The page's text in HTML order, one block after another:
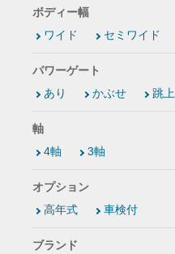
ボディー幅
ワイド
セミワイド
パワーゲート
あり
かぶせ 跳上
軸
4軸
3軸
オプション
高年式
車検付
ブランド